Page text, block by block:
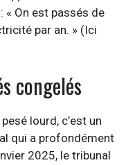
« On est passés de
par an. » (Ici
congelés
lourd, c’est un
qui a profondément
2025, le tribunal